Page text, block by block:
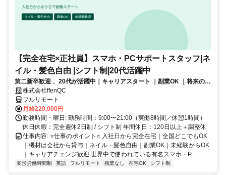
【完全在宅×正社員】スマホ・PCサポートスタッフ|ネ
イル・髪色自由 |シフト制|20代活躍中
第二新卒歓迎 、20代が活躍中｜キャリアスタート ｜副業OK ｜将来のキ
ャリアパスあり（長期キャリアを推奨しています）
株式会社ffenQC
フルリモート
月給220,000円
勤務時間・曜日: 勤務時間：9:00〜21:00（実働8時間／休憩1時間）
休日休暇：完全週休2日制 / シフト制 年間休日：120日以上＋調整休
仕事内容: ⭐️仕事のポイント⭐️ 入社日から完全在宅｜全国どこでもOK
｜機材は会社から貸与｜ネイル・髪色自由｜副業OK｜未経験からOK
｜キャリアチェンジ歓迎 世界中で使われている有名スマホ・P...
変形労働時間制 英語 フルリモート 残業なし 在宅OK シフト制